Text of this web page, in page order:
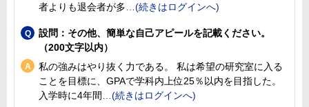
者よりも退会者が多
設問：その他、簡単な自己アピールを記載ください。
（200文字以内）
私の強みはやり抜く力である。 私は希望の研究室に入る
ことを目標に、GPAで学科内上位25％以内を目指した。
入学時に4年間